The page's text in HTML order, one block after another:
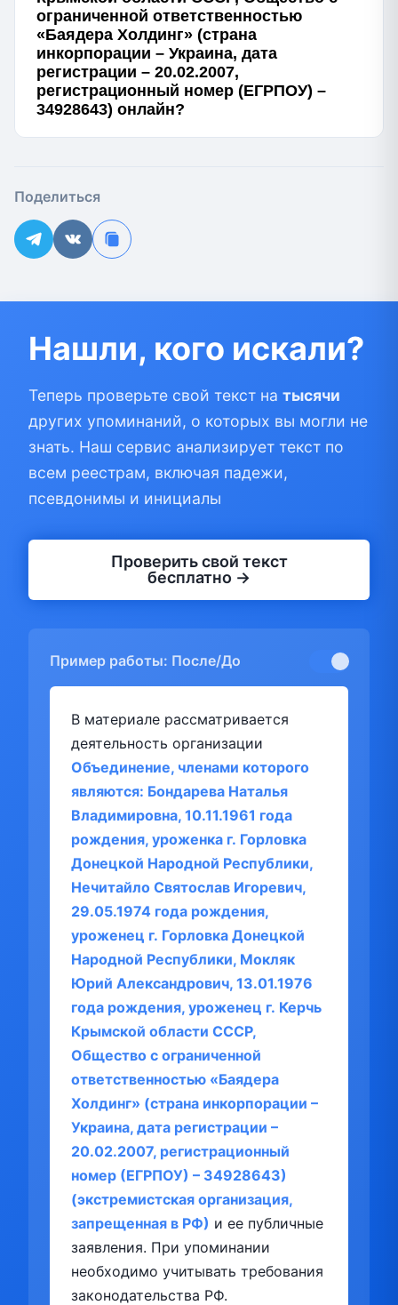
ограниченной ответственностью
«Баядера Холдинг» (страна
инкорпорации – Украина, дата
регистрации – 20.02.2007,
регистрационный номер (ЕГРПОУ) –
34928643) онлайн?
Поделиться
Нашли, кого искали?
Теперь проверьте свой текст на тысячи
других упоминаний, о которых вы могли не
знать. Наш сервис анализирует текст по
всем реестрам, включая падежи,
псевдонимы и инициалы
Проверить свой текст
бесплатно →
Пример работы: После/До
В материале рассматривается
деятельность организации
Объединение, членами которого
являются: Бондарева Наталья
Владимировна, 10.11.1961 года
рождения, уроженка г. Горловка
Донецкой Народной Республики,
Нечитайло Святослав Игоревич,
29.05.1974 года рождения,
уроженец г. Горловка Донецкой
Народной Республики, Мокляк
Юрий Александрович, 13.01.1976
года рождения, уроженец г. Керчь
Крымской области СССР,
Общество с ограниченной
ответственностью «Баядера
Холдинг» (страна инкорпорации –
Украина, дата регистрации –
20.02.2007, регистрационный
номер (ЕГРПОУ) – 34928643)
(экстремистская организация,
запрещенная в РФ) и ее публичные
заявления. При упоминании
необходимо учитывать требования
законодательства РФ.